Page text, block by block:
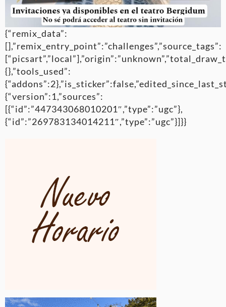
{“remix_data”:
[],”remix_entry_point”:”challenges”,”source_tags”:
{},”tools_used”:
{“version”:1,”sources”:
[{“id”:”447343068010201″,”type”:”ugc”},
{“id”:”269783134014211″,”type”:”ugc”}]}}